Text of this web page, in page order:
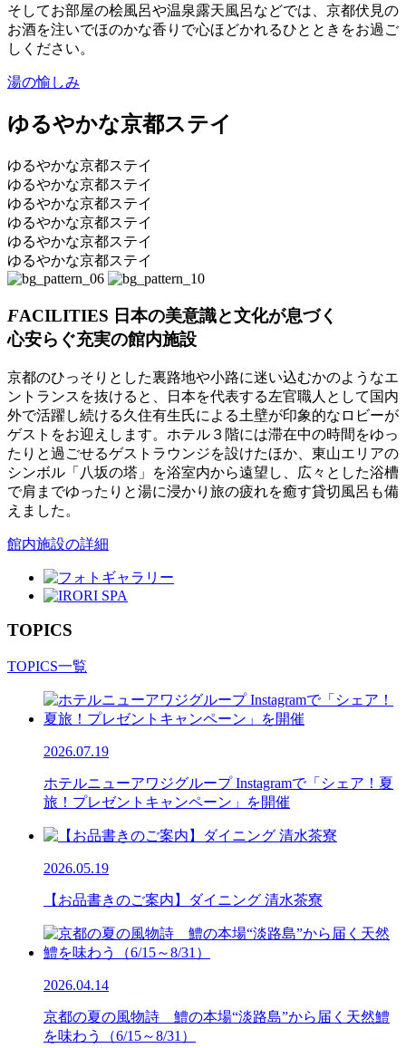
そしてお部屋の桧風呂や温泉露天風呂などでは、京都伏見の
お酒を注いでほのかな香りで心ほどかれるひとときをお過ご
しください。
湯の愉しみ
ゆるやかな京都ステイ
ゆるやかな京都ステイ
ゆるやかな京都ステイ
ゆるやかな京都ステイ
ゆるやかな京都ステイ
ゆるやかな京都ステイ
ゆるやかな京都ステイ
FACILITIES 日本の美意識と文化が息づく
心安ら ぐ充実の館内施設
京都のひっそりとした裏路地や小路に迷い込むかのようなエ
ントランスを抜けると、日本を代表する左官職人として国内
外で活躍し続ける久住有生氏による土壁が印象的なロビーが
ゲストをお迎えします。ホテル３階には滞在中の時間をゆっ
たりと過ごせるゲストラウンジを設けたほか、東山エリアの
シンボル「八坂の塔」を浴室内から遠望し、広々とした浴槽
で肩までゆったりと湯に浸かり旅の疲れを癒す貸切風呂も備
えました。
館内施設の詳細
TOPICS
TOPICS一覧
2026.07.19
ホテルニューアワジグループ Instagramで「シェア！夏
旅！プレゼントキャンペーン」を開催
2026.05.19
【お品書きのご案内】ダイニング 清水茶寮
2026.04.14
京都の夏の風物詩 鱧の本場“淡路島”から届く天然鱧
を味わう（6/15～8/31）